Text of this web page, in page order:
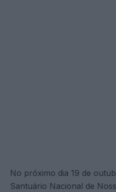
No próximo dia 19 de
Santuário Nacional de